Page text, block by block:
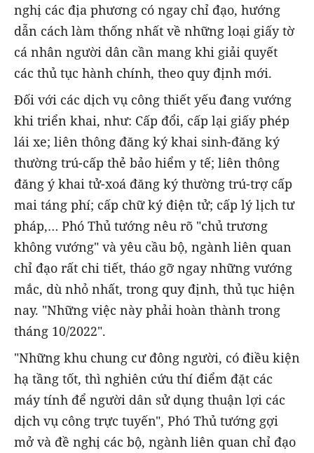
nghị các địa phương có ngay chỉ đạo, hướng
dẫn cách làm thống nhất về những loại giấy tờ
cá nhân người dân cần mang khi giải quyết
các thủ tục hành chính, theo quy định mới.
Đối với các dịch vụ công thiết yếu đang vướng
khi triển khai, như: Cấp đổi, cấp lại giấy phép
lái xe; liên thông đăng ký khai sinh-đăng ký
thường trú-cấp thẻ bảo hiểm y tế; liên thông
đăng ý khai tử-xoá đăng ký thường trú-trợ cấp
mai táng phí; cấp chữ ký điện tử; cấp lý lịch tư
pháp,… Phó Thủ tướng nêu rõ "chủ trương
không vướng" và yêu cầu bộ, ngành liên quan
chỉ đạo rất chi tiết, tháo gỡ ngay những vướng
mắc, dù nhỏ nhất, trong quy định, thủ tục hiện
nay. "Những việc này phải hoàn thành trong
tháng 10/2022".
"Những khu chung cư đông người, có điều kiện
hạ tầng tốt, thì nghiên cứu thí điểm đặt các
máy tính để người dân sử dụng thuận lợi các
dịch vụ công trực tuyến", Phó Thủ tướng gợi
mở và đề nghị các bộ, ngành liên quan chỉ đạo